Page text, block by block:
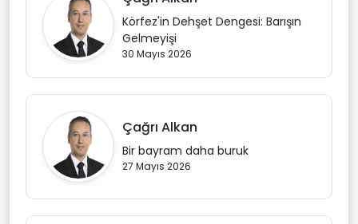
Körfez'in Dehşet Dengesi: Barışın
Gelmeyişi
30 Mayıs 2026
Çağrı Alkan
Bir bayram daha buruk
27 Mayıs 2026